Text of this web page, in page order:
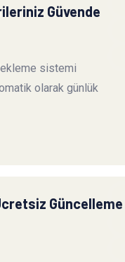
Güvende
sistemi
olarak günlük
Güncelleme